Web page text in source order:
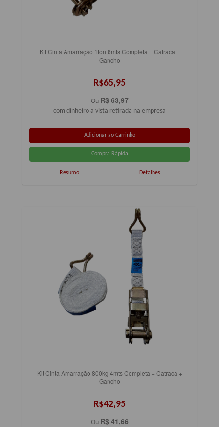
Kit Cinta Amarração 1ton 6mts Completa + Catraca +
Gancho
R$65,95
Ou R$ 63,97
com dinheiro a vista retirada na empresa
Resumo Detalhes
Kit Cinta Amarração 800kg 4mts Completa + Catraca +
Gancho
R$42,95
Ou R$ 41,66